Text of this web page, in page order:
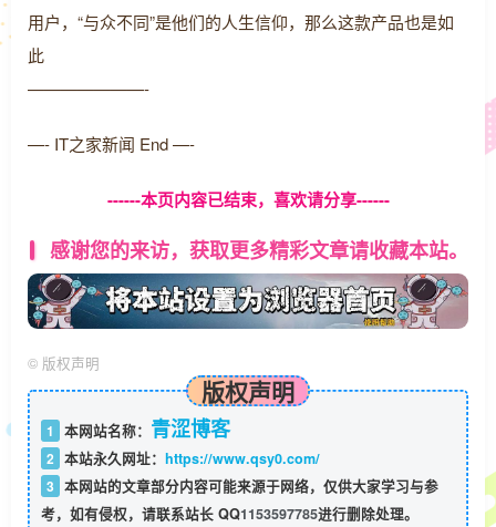
用户，“与众不同”是他们的人生信仰，那么这款产品也是如
此
———————-
—- IT之家新闻 End —-
------本页内容已结束，喜欢请分享------
感谢您的来访，获取更多精彩文章请收藏本站。
© 版权声明
版权声明
1 本网站名称： 青涩博客
2 本站永久网址： https://www.qsy0.com/
3 本网站的文章部分内容可能来源于网络，仅供大家学习与参
考，如有侵权，请联系站长 QQ1153597785进行删除处理。